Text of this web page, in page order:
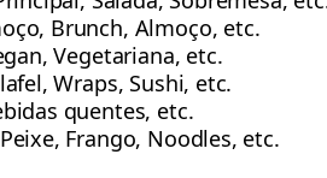
Brunch, Almoço, etc.
Vegetariana, etc.
Wraps, Sushi, etc.
quentes, etc.
Frango, Noodles, etc.